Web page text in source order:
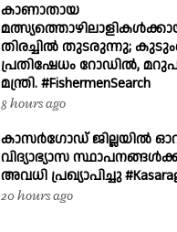
കാണാതായ
തിരച്ചിൽ തുടരുന്നു;
പ്രതിഷേധം റോഡിൽ,
മന്ത്രി. #FishermenSearch
8 hours ago
കാസർഗോഡ് ജില്ലയിൽ
വിദ്യാഭ്യാസ
അവധി പ്രഖ്യാപിച്ചു
20 hours ago